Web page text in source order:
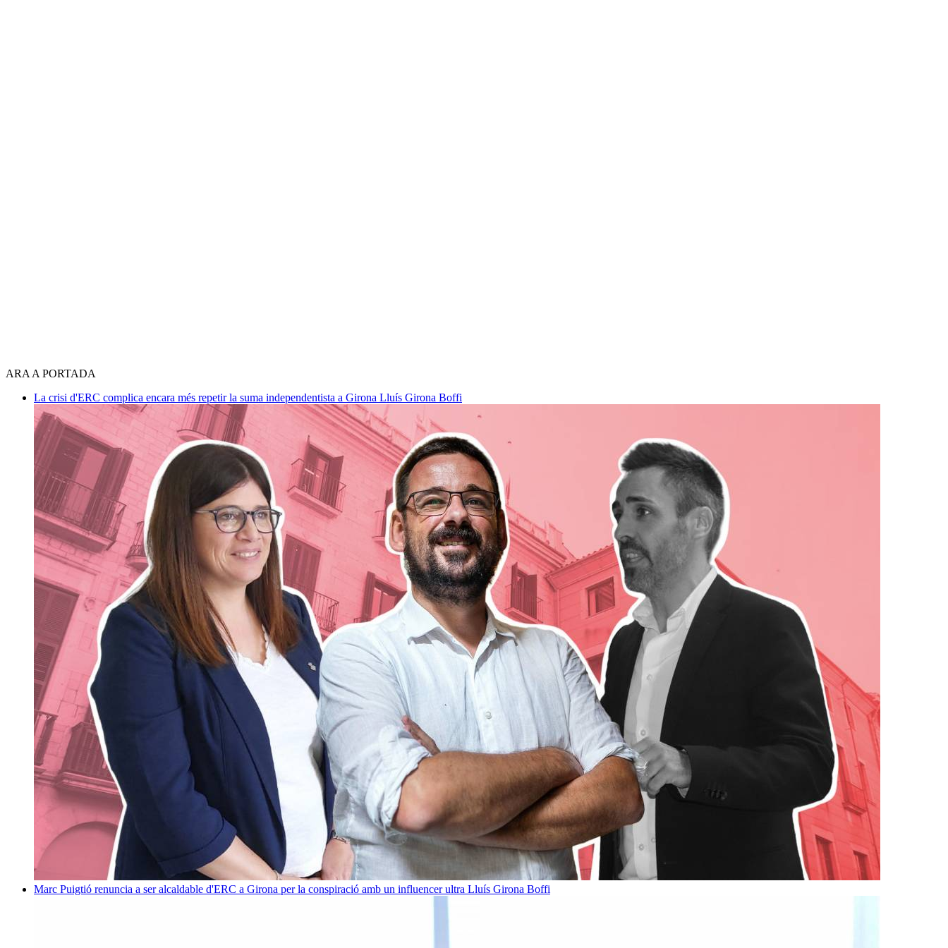
ARA A PORTADA
La crisi d'ERC complica encara més repetir la suma independentista a Girona Lluís Girona Boffi
Marc Puigtió renuncia a ser alcaldable d'ERC a Girona per la conspiració amb un influencer ultra Lluís Girona Boffi